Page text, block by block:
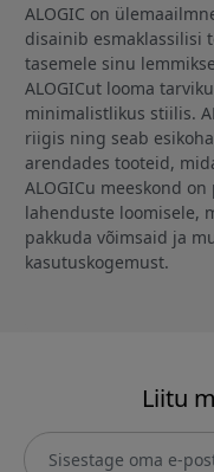
ALOGIC on
disainib esmaklassilisi
tasemele sinu
ALOGICut looma
minimalistlikus stiilis.
riigis ning seab
arendades tooteid,
ALOGICu meeskond
lahenduste loomisele,
pakkuda võimsaid ja
kasutuskogemust.
Liitu